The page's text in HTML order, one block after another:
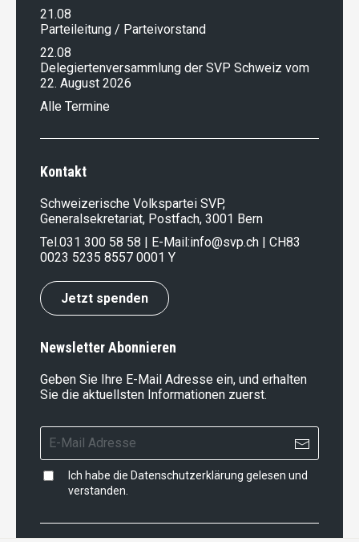
21.08
Parteileitung / Parteivorstand
22.08
Delegiertenversammlung der SVP Schweiz vom
22. August 2026
Alle Termine
Kontakt
Schweizerische Volkspartei SVP,
Generalsekretariat, Postfach, 3001 Bern
Tel.031 300 58 58 | E-Mail:info@svp.ch | CH83
0023 5235 8557 0001 Y
Jetzt spenden
Newsletter Abonnieren
Geben Sie Ihre E-Mail Adresse ein, und erhalten
Sie die aktuellsten Informationen zuerst.
Ich habe die Datenschutzerklärung gelesen und
verstanden.